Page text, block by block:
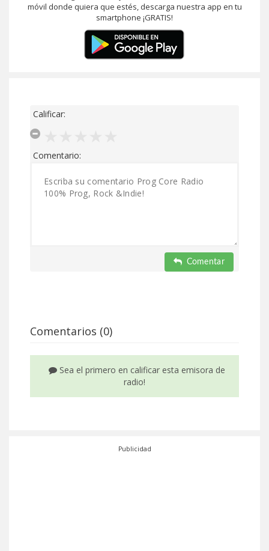
móvil donde quiera que estés, descarga nuestra app en tu
smartphone ¡GRATIS!
Calificar:
Comentario:
Comentar
Comentarios (0)
Sea el primero en calificar esta emisora de
radio!
Publicidad